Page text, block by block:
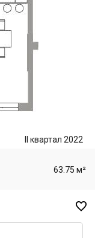
II квартал 2022
63.75 м²
